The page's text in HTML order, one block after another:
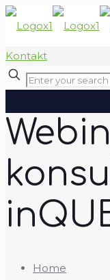
Kontakt
Home